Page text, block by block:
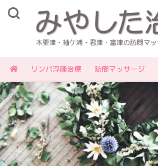
リンパ浮腫治療 訪問マッサージ